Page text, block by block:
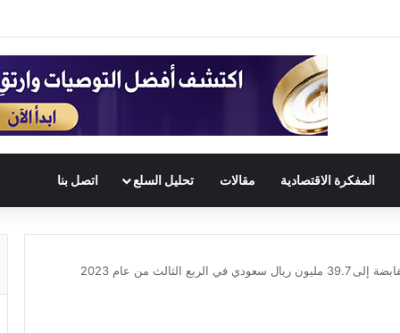
المفكرة الاقتصادية مقالات تحليل السلع اتصل بنا
الثالث من عام 2023